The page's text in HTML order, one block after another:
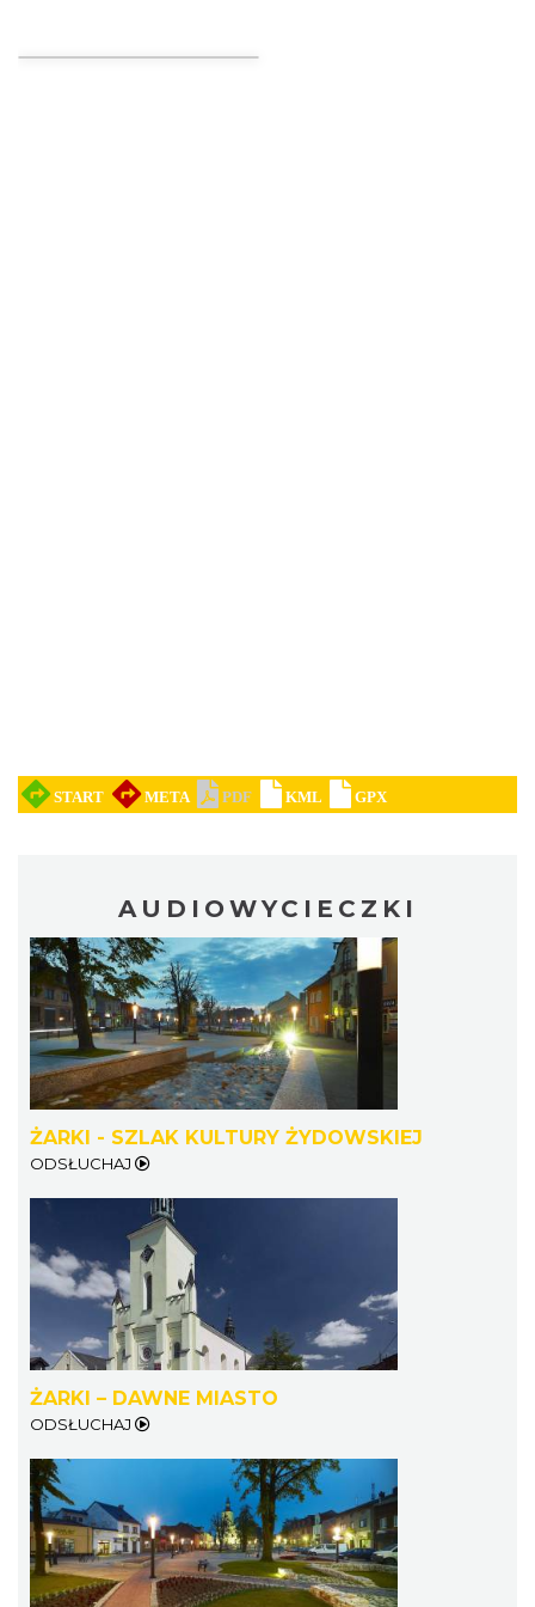
AUDIOWYCIECZKI
ŻARKI - SZLAK KULTURY ŻYDOWSKIEJ
ODSŁUCHAJ
ŻARKI – DAWNE MIASTO
ODSŁUCHAJ